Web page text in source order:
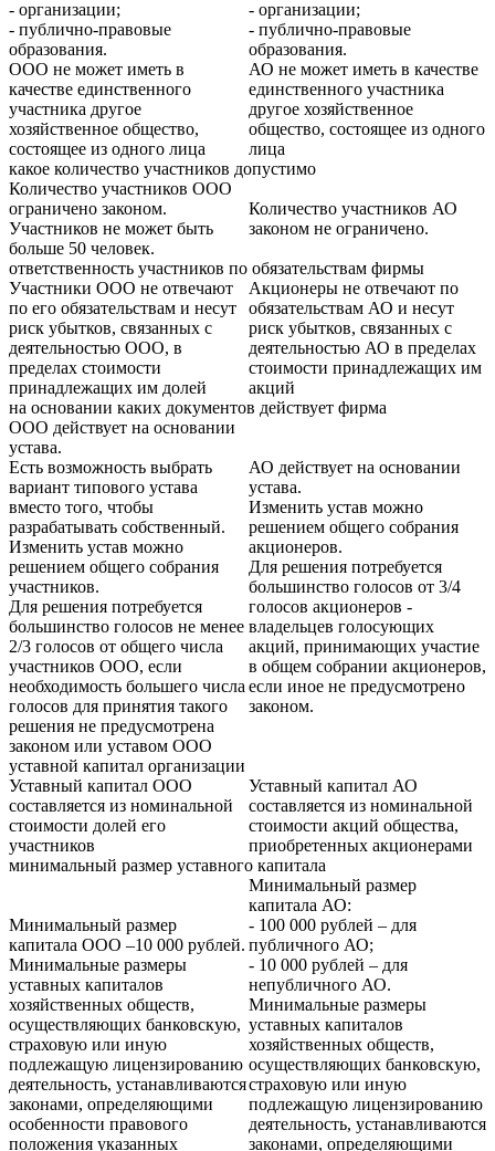
- организации;
- публично-правовые
образования.
ООО не может иметь в
качестве единственного
участника другое
хозяйственное общество,
состоящее из одного лица
- организации;
- публично-правовые
образования.
АО не может иметь в качестве
единственного участника
другое хозяйственное
общество, состоящее из одного
лица
какое количество участников допустимо
Количество участников ООО
ограничено законом.
Участников не может быть
больше 50 человек.
Количество участников АО
законом не ограничено.
ответственность участников по обязательствам фирмы
Участники ООО не отвечают
по его обязательствам и несут
риск убытков, связанных с
деятельностью ООО, в
пределах стоимости
принадлежащих им долей
Акционеры не отвечают по
обязательствам АО и несут
риск убытков, связанных с
деятельностью АО в пределах
стоимости принадлежащих им
акций
на основании каких документов действует фирма
ООО действует на основании
устава.
Есть возможность выбрать
вариант типового устава
вместо того, чтобы
разрабатывать собственный.
Изменить устав можно
решением общего собрания
участников.
Для решения потребуется
большинство голосов не менее
2/3 голосов от общего числа
участников ООО, если
необходимость большего числа
голосов для принятия такого
решения не предусмотрена
законом или уставом ООО
АО действует на основании
устава.
Изменить устав можно
решением общего собрания
акционеров.
Для решения потребуется
большинство голосов от 3/4
голосов акционеров -
владельцев голосующих
акций, принимающих участие
в общем собрании акционеров,
если иное не предусмотрено
законом.
уставной капитал организации
Уставный капитал ООО
составляется из номинальной
стоимости долей его
участников
Уставный капитал АО
составляется из номинальной
стоимости акций общества,
приобретенных акционерами
минимальный размер уставного капитала
Минимальный размер
капитала ООО –10 000 рублей.
Минимальные размеры
уставных капиталов
хозяйственных обществ,
осуществляющих банковскую,
страховую или иную
подлежащую лицензированию
деятельность, устанавливаются
законами, определяющими
особенности правового
положения указанных
Минимальный размер
капитала АО:
- 100 000 рублей – для
публичного АО;
- 10 000 рублей – для
непубличного АО.
Минимальные размеры
уставных капиталов
хозяйственных обществ,
осуществляющих банковскую,
страховую или иную
подлежащую лицензированию
деятельность, устанавливаются
законами, определяющими